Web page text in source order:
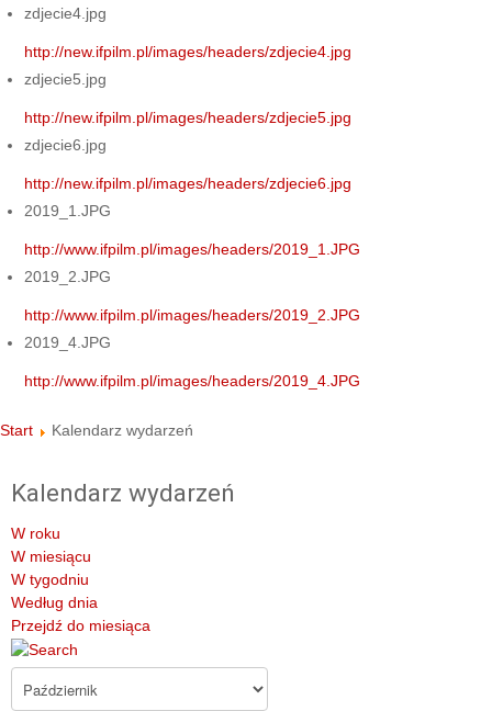
zdjecie4.jpg
http://new.ifpilm.pl/images/headers/zdjecie4.jpg
zdjecie5.jpg
http://new.ifpilm.pl/images/headers/zdjecie5.jpg
zdjecie6.jpg
http://new.ifpilm.pl/images/headers/zdjecie6.jpg
2019_1.JPG
http://www.ifpilm.pl/images/headers/2019_1.JPG
2019_2.JPG
http://www.ifpilm.pl/images/headers/2019_2.JPG
2019_4.JPG
http://www.ifpilm.pl/images/headers/2019_4.JPG
Start Kalendarz wydarzeń
Kalendarz wydarzeń
W roku
W miesiącu
W tygodniu
Według dnia
Przejdź do miesiąca